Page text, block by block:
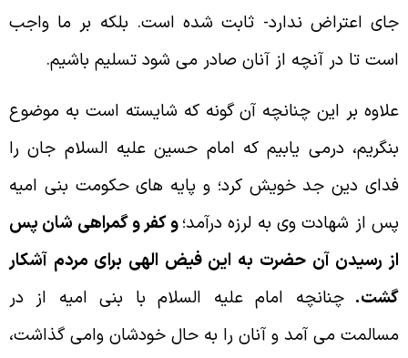
اعتراض ندارد- ثابت شده است. بلكه بر ما واجب
تا در آنچه از آنان صادر مى شود تسليم باشيم.
بر اين چنانچه آن گونه كه شايسته است به موضوع
درمى يابيم كه امام حسين عليه السلام جان را
دين جد خويش كرد؛ و پايه هاى حكومت بنى اميه
از شهادت وى به لرزه درآمد؛و كفر و گمراهى شان پس
رسيدن آن حضرت به اين فيض الهى براى مردم آشكار
چنانچه امام عليه السلام با بنى اميه از در
مى آمد و آنان را به حال خودشان وامى گذاشت،